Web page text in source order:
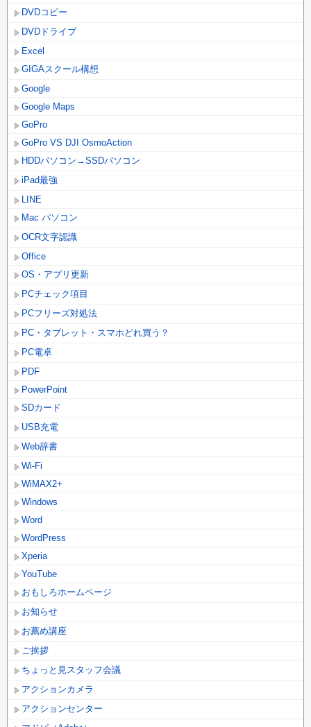
DVDコピー
DVDドライブ
Excel
GIGAスクール構想
Google
Google Maps
GoPro
GoPro VS DJI OsmoAction
HDDパソコン→SSDパソコン
iPad最強
LINE
Mac パソコン
OCR文字認識
Office
OS・アプリ更新
PCチェック項目
PCフリーズ対処法
PC・タブレット・スマホどれ買う？
PC電卓
PDF
PowerPoint
SDカード
USB充電
Web辞書
Wi-Fi
WiMAX2+
Windows
Word
WordPress
Xperia
YouTube
おもしろホームページ
お知らせ
お薦め講座
ご挨拶
ちょっと見スタッフ会議
アクションカメラ
アクションセンター